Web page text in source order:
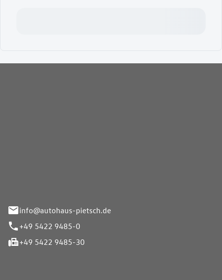
info@autohaus-pietsch.de
+49 5422 9485-0
+49 5422 9485-30